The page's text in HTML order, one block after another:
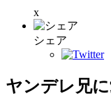
x
シェア
ヤンデレ兄